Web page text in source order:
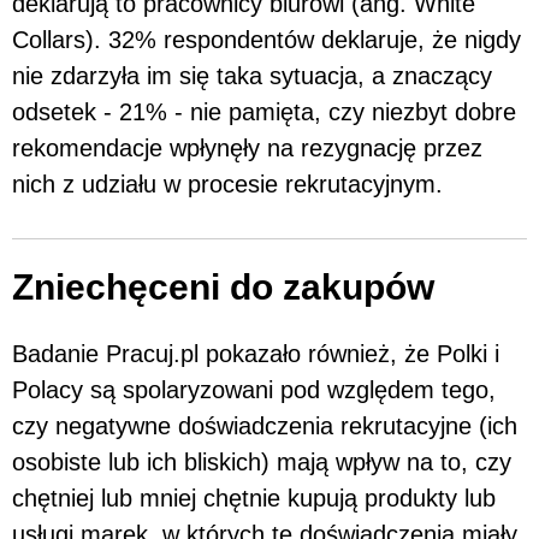
Collars). 32% respondentów deklaruje, że nigdy
nie zdarzyła im się taka sytuacja, a znaczący
odsetek - 21% - nie pamięta, czy niezbyt dobre
rekomendacje wpłynęły na rezygnację przez
nich z udziału w procesie rekrutacyjnym.
Zniechęceni do zakupów
Badanie Pracuj.pl pokazało również, że Polki i
Polacy są spolaryzowani pod względem tego,
czy negatywne doświadczenia rekrutacyjne (ich
osobiste lub ich bliskich) mają wpływ na to, czy
chętniej lub mniej chętnie kupują produkty lub